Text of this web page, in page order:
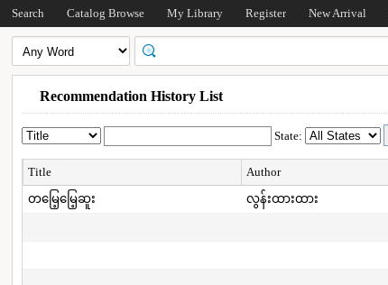
Search Catalog Browse My Library Register New Arrival
Recommendation History List
State:
Title Author
တမြေ့မြေ့ဆူး
လွန်းထားထား